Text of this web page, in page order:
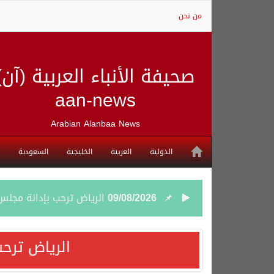
من نحن
صحيفة الأنباء العربية
aan-news
Arabian Alanbaa News
الدولية العربية الخليجية السعودية
09/08/2026 الرياض ترحب بإدانة
08/08/2026شهباز شريف: اتفاقية
الرياض